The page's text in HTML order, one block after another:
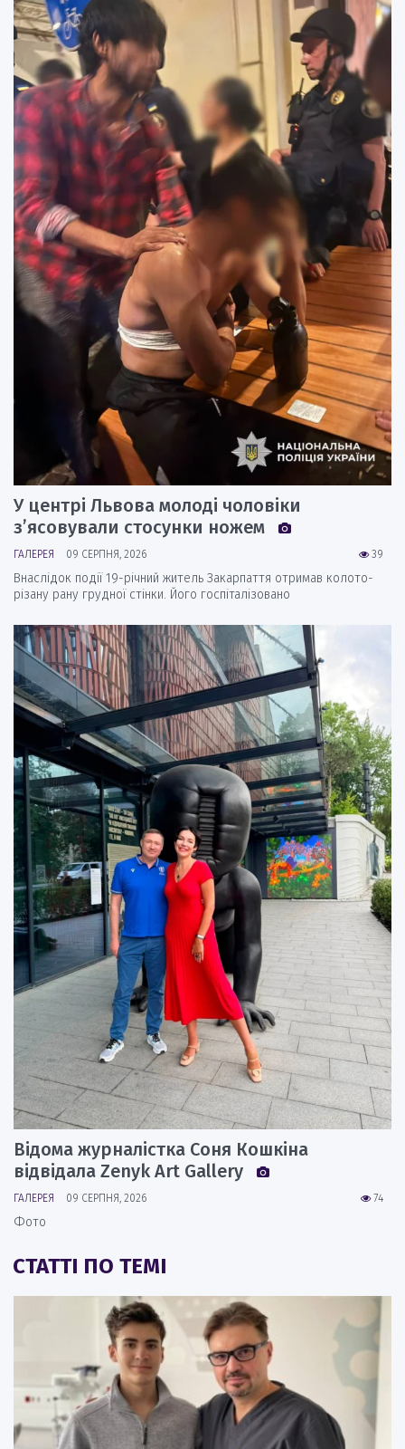
У центрі Львова молоді чоловіки
з’ясовували стосунки ножем
39
ГАЛЕРЕЯ 09 СЕРПНЯ, 2026
Внаслідок події 19-річний житель Закарпаття отримав колото-
різану рану грудної стінки. Його госпіталізовано
Відома журналістка Соня Кошкіна
відвідала Zenyk Art Gallery
74
ГАЛЕРЕЯ 09 СЕРПНЯ, 2026
Фото
СТАТТІ ПО ТЕМІ